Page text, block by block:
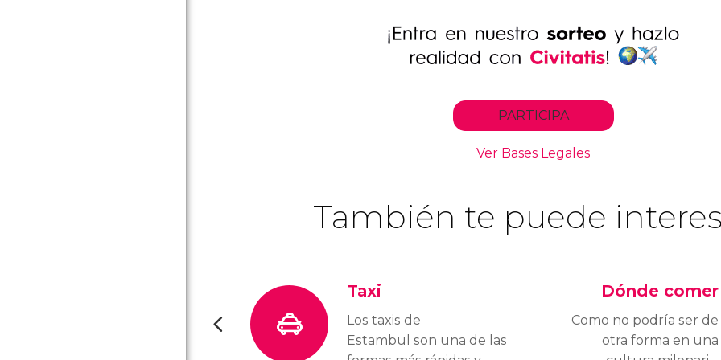
También te puede
Taxi
Los taxis de
Estambul son una de las
Dónde comer
Como no podría ser de
otra forma en una